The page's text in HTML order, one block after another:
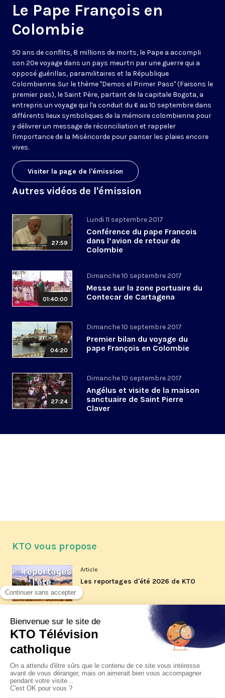
Le Pape François en
Colombie
50 ans de conflits, 8 millions de morts, le Pape a accompli
son 20e voyage dans un pays meurtri par une guerre qui a
opposé guérillas, paramilitaires et la République
Colombienne. Sur le thème "Demos el Primer Paso" (Faisons le
premier pas), le Saint Père, partant de la capitale Bogota, a
entrepris un voyage qui l'a conduit du 6 au 10 septembre dans
différents lieux symboliques de la mémoire colombienne pour
y délivrer un message de réconciliation et rappeler
l'importance de la Miséricorde pour panser les plaies encore
vives.
Visiter la page de l'émission
Autres vidéos de l'émission
27:59
Lundi 11 septembre 2017
Conférence du pape Francois
dans l’avion de retour de
Colombie
01:40:00
Dimanche 10 septembre 2017
Messe sur la zone portuaire du
Contecar de Cartagena
04:20
Dimanche 10 septembre 2017
Premier bilan du voyage du
pape François en Colombie
27:24
Dimanche 10 septembre 2017
Angélus et visite de la maison
sanctuaire de Saint Pierre
Claver
KTO vous propose
Article
Les reportages d'été 2026 de KTO
La visite pastorale du pape Léon
XIV à Assise à suivre sur KTO le
Article
Le pape en Uruguay, Argentine et